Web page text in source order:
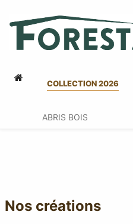
COLLECTION 2026
ABRIS BOIS
Nos créations